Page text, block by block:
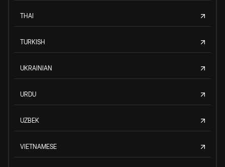
THAI
TURKISH
UKRAINIAN
URDU
UZBEK
VIETNAMESE